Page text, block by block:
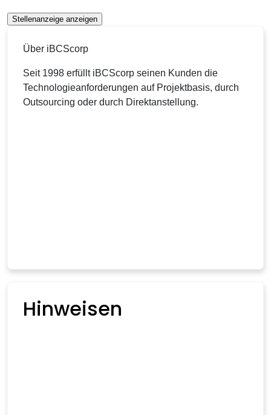
Stellenanzeige anzeigen
Über iBCScorp
Seit 1998 erfüllt iBCScorp seinen Kunden die
Technologieanforderungen auf Projektbasis, durch
Outsourcing oder durch Direktanstellung.
Hinweisen